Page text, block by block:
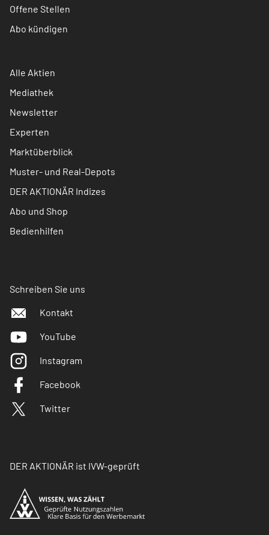
Offene Stellen
Abo kündigen
Alle Aktien
Mediathek
Newsletter
Experten
Marktüberblick
Muster- und Real-Depots
DER AKTIONÄR Indizes
Abo und Shop
Bedienhilfen
Schreiben Sie uns
Kontakt
YouTube
Instagram
Facebook
Twitter
DER AKTIONÄR ist IVW-geprüft